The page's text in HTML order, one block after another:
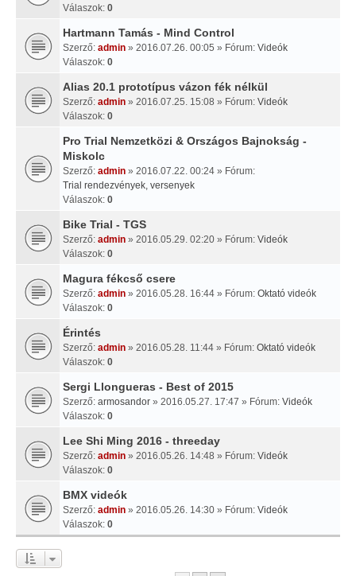
Válaszok: 0
Hartmann Tamás - Mind Control
Szerző: admin » 2016.07.26. 00:05 » Fórum: Videók
Válaszok: 0
Alias 20.1 prototípus vázon fék nélkül
Szerző: admin » 2016.07.25. 15:08 » Fórum: Videók
Válaszok: 0
Pro Trial Nemzetközi & Országos Bajnokság -
Miskolc
Szerző: admin » 2016.07.22. 00:24 » Fórum:
Trial rendezvények, versenyek
Válaszok: 0
Bike Trial - TGS
Szerző: admin » 2016.05.29. 02:20 » Fórum: Videók
Válaszok: 0
Magura fékcső csere
Szerző: admin » 2016.05.28. 16:44 » Fórum: Oktató videók
Válaszok: 0
Érintés
Szerző: admin » 2016.05.28. 11:44 » Fórum: Oktató videók
Válaszok: 0
Sergi Llongueras - Best of 2015
Szerző: armosandor » 2016.05.27. 17:47 » Fórum: Videók
Válaszok: 0
Lee Shi Ming 2016 - threeday
Szerző: admin » 2016.05.26. 14:48 » Fórum: Videók
Válaszok: 0
BMX videók
Szerző: admin » 2016.05.26. 14:30 » Fórum: Videók
Válaszok: 0